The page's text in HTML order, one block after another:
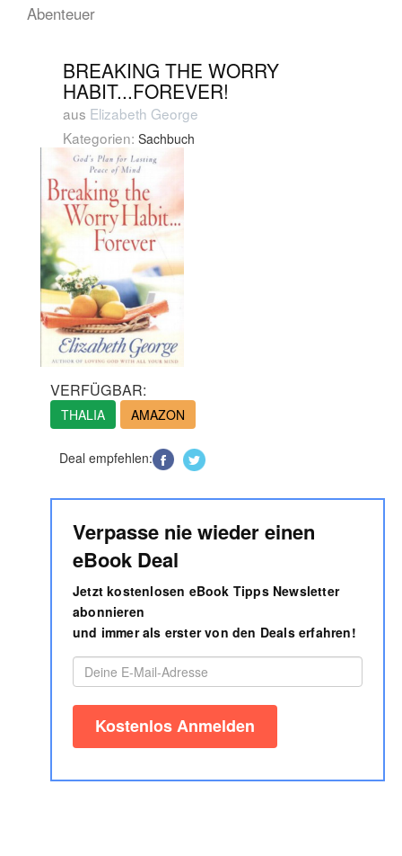
Abenteuer
BREAKING THE WORRY
HABIT...FOREVER!
aus Elizabeth George
Kategorien: Sachbuch
VERFÜGBAR:
THALIA AMAZON
Deal empfehlen:
Verpasse nie wieder einen
eBook Deal
Jetzt kostenlosen eBook Tipps Newsletter
abonnieren
und immer als erster von den Deals erfahren!